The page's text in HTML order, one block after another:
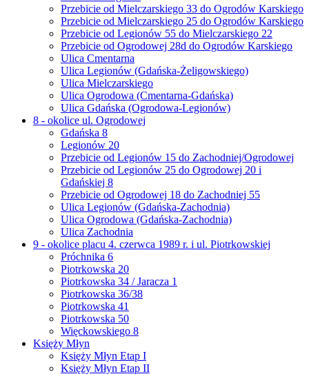
Przebicie od Mielczarskiego 33 do Ogrodów Karskiego
Przebicie od Mielczarskiego 25 do Ogrodów Karskiego
Przebicie od Legionów 55 do Mielczarskiego 22
Przebicie od Ogrodowej 28d do Ogrodów Karskiego
Ulica Cmentarna
Ulica Legionów (Gdańska-Żeligowskiego)
Ulica Mielczarskiego
Ulica Ogrodowa (Cmentarna-Gdańska)
Ulica Gdańska (Ogrodowa-Legionów)
8 - okolice ul. Ogrodowej
Gdańska 8
Legionów 20
Przebicie od Legionów 15 do Zachodniej/Ogrodowej
Przebicie od Legionów 25 do Ogrodowej 20 i
Gdańskiej 8
Przebicie od Ogrodowej 18 do Zachodniej 55
Ulica Legionów (Gdańska-Zachodnia)
Ulica Ogrodowa (Gdańska-Zachodnia)
Ulica Zachodnia
9 - okolice placu 4. czerwca 1989 r. i ul. Piotrkowskiej
Próchnika 6
Piotrkowska 20
Piotrkowska 34 / Jaracza 1
Piotrkowska 36/38
Piotrkowska 41
Piotrkowska 50
Więckowskiego 8
Księży Młyn
Księży Młyn Etap I
Księży Młyn Etap II